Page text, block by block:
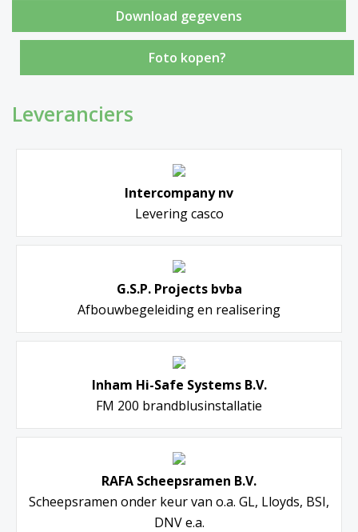
Foto kopen?
Leveranciers
Intercompany nv
Levering casco
G.S.P. Projects bvba
Afbouwbegeleiding en realisering
Inham Hi-Safe Systems B.V.
FM 200 brandblusinstallatie
RAFA Scheepsramen B.V.
Scheepsramen onder keur van o.a. GL, Lloyds, BSI,
DNV e.a.